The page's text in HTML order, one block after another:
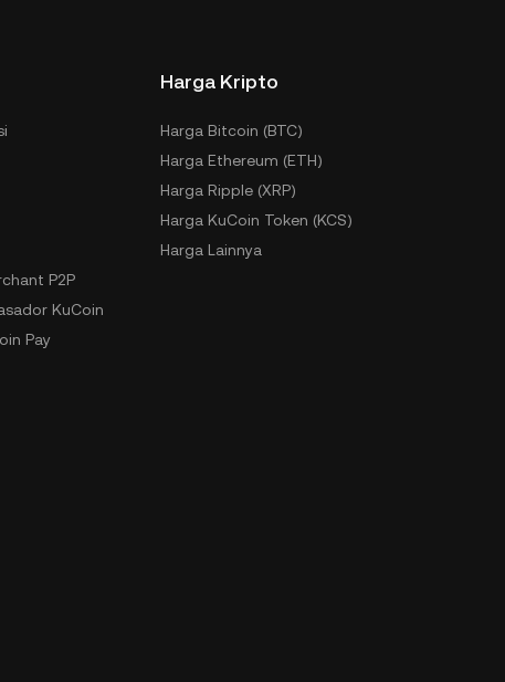
P2P
KuCoin
Pay
Harga Kripto
Harga Bitcoin (BTC)
Harga Ethereum (ETH)
Harga Ripple (XRP)
Harga KuCoin Token (KCS)
Harga Lainnya